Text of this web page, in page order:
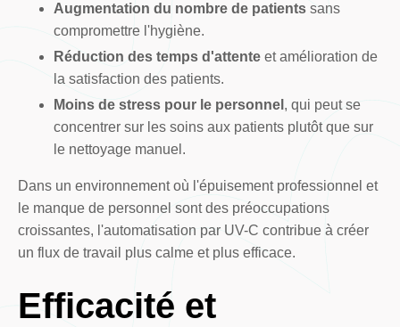
Augmentation du nombre de patientssans
compromettre l'hygiène.
Réduction des temps d'attenteet amélioration de
la satisfaction des patients.
Moins de stress pour le personnel , qui peut se
concentrer sur les soins aux patients plutôt que sur
le nettoyage manuel.
Dans un environnement où l'épuisement professionnel et
le manque de personnel sont des préoccupations
croissantes, l'automatisation par UV-C contribue à créer
un flux de travail plus calme et plus efficace.
Efficacité et